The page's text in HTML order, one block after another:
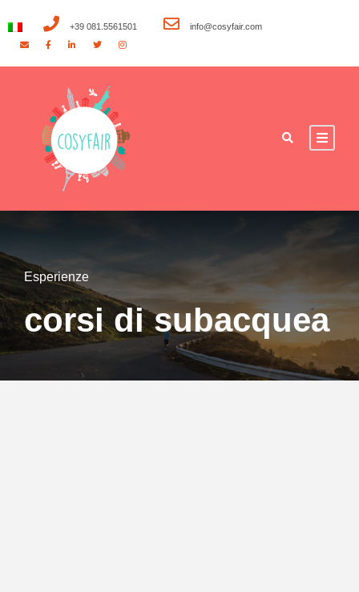
+39 081.5561501 info@cosyfair.com
Esperienze
corsi di subacquea